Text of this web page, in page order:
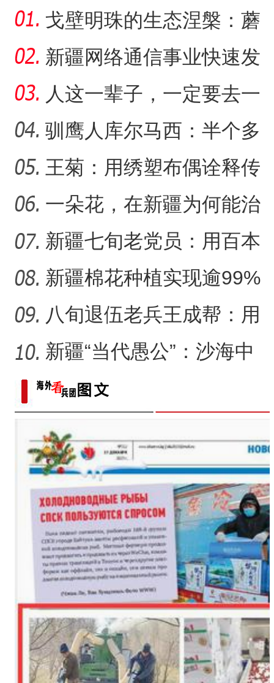
戈壁明珠的生态涅槃：蘑
菇湖水库的生态戍边战
新疆网络通信事业快速发
展 拉近世界与新疆距离
人这一辈子，一定要去一
趟新星市！
驯鹰人库尔马西：半个多
世纪的传统文化守望
王菊：用绣塑布偶诠释传
统符号与技艺
一朵花，在新疆为何能治
沙又致富？
新疆七旬老党员：用百本
日记记录村子半个多世纪
变
新疆棉花种植实现逾99%
机械化播种
八旬退伍老兵王成帮：用
半生光阴为城市披绿装
新疆“当代愚公”：沙海中
41载“凿”34公里“绿色